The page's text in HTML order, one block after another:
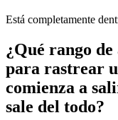
Está completamente
¿Qué rango
para rastrear
comienza a
sale del todo?